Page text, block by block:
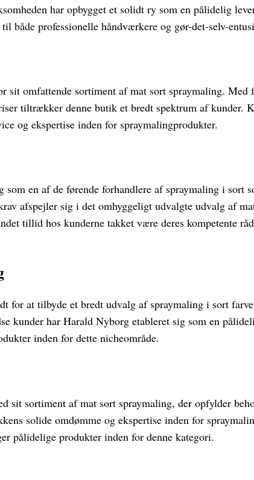
har opbygget et solidt ry som en pålidelig
både professionelle håndværkere og gør-det-selv-
sit omfattende sortiment af mat sort spraymaling. Med
tiltrækker denne butik et bredt spektrum af kunder.
og ekspertise inden for spraymalingprodukter.
som en af de førende forhandlere af spraymaling i sort
afspejler sig i det omhyggeligt udvalgte udvalg af
tillid hos kunderne takket være deres kompetente
for at tilbyde et bredt udvalg af spraymaling i sort
kunder har Harald Nyborg etableret sig som en
inden for dette nicheområde.
sit sortiment af mat sort spraymaling, der opfylder
solide omdømme og ekspertise inden for
pålidelige produkter inden for denne kategori.